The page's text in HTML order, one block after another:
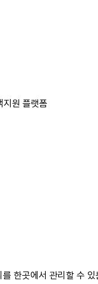
지원 플랫폼
한곳에서 관리할 수